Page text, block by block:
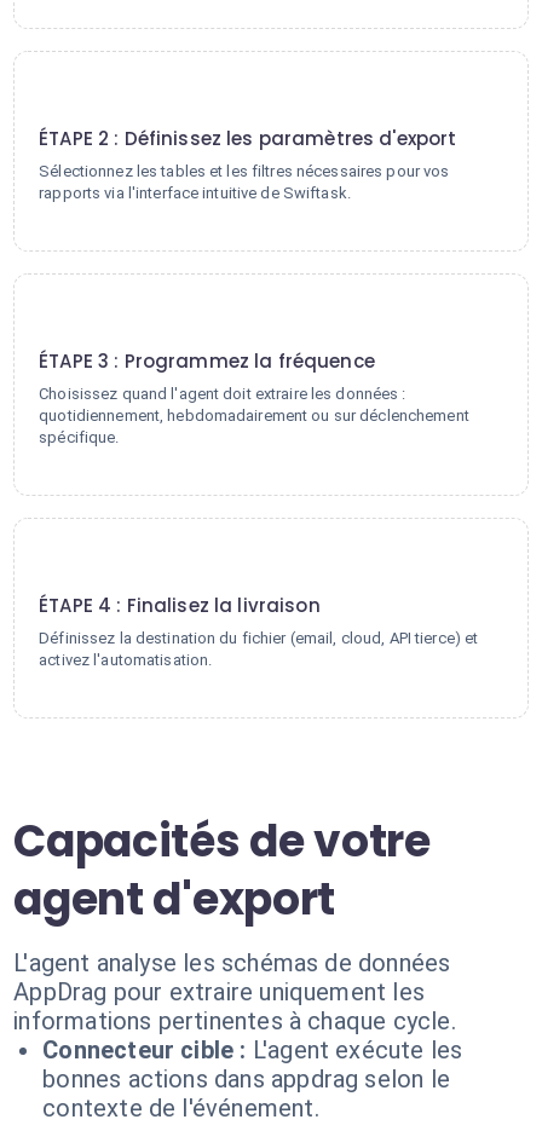
ÉTAPE 2 : Définissez les paramètres d'export
Sélectionnez les tables et les filtres nécessaires pour vos
rapports via l'interface intuitive de Swiftask.
ÉTAPE 3 : Programmez la fréquence
Choisissez quand l'agent doit extraire les données :
quotidiennement, hebdomadairement ou sur déclenchement
spécifique.
ÉTAPE 4 : Finalisez la livraison
Définissez la destination du fichier (email, cloud, API tierce) et
activez l'automatisation.
Capacités de votre
agent d'export
L'agent analyse les schémas de données
AppDrag pour extraire uniquement les
informations pertinentes à chaque cycle.
Connecteur cible : L'agent exécute les
bonnes actions dans appdrag selon le
contexte de l'événement.